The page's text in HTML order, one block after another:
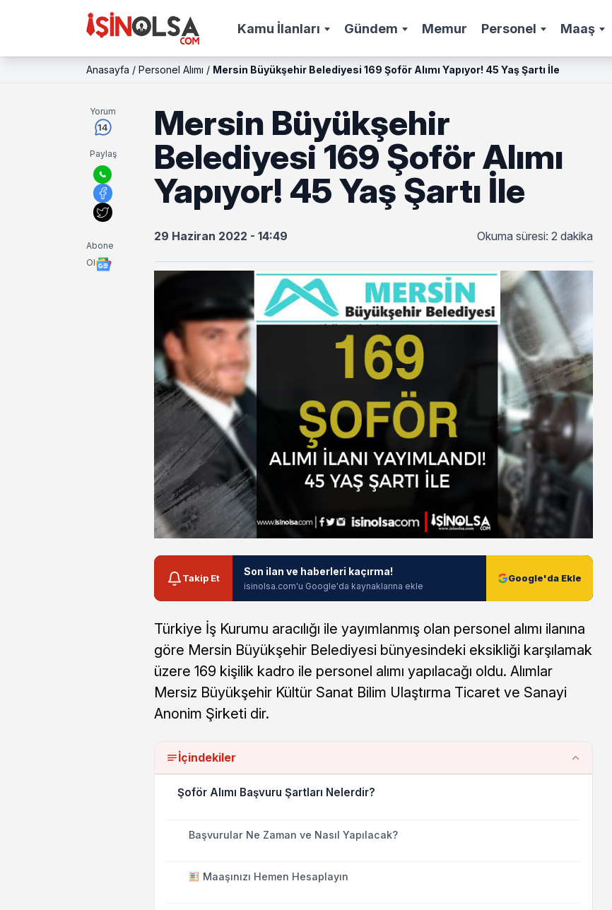
Kamu İlanları Gündem Memur Personel Maaş
Anasayfa / Personel Alımı / Mersin Büyükşehir Belediyesi 169 Şoför Alımı Yapıyor! 45 Yaş Şartı İle
Yorum
14
Paylaş
Abone
Ol
Mersin Büyükşehir
Belediyesi 169 Şoför Alımı
Yapıyor! 45 Yaş Şartı İle
29 Haziran 2022 - 14:49 Okuma süresi: 2 dakika
Takip Et
Son ilan ve haberleri kaçırma!
isinolsa.com'u Google'da kaynaklarına ekle
Google'da Ekle
Türkiye İş Kurumu aracılığı ile yayımlanmış olan personel alımı ilanına
göre Mersin Büyükşehir Belediyesi bünyesindeki eksikliği karşılamak
üzere 169 kişilik kadro ile personel alımı yapılacağı oldu. Alımlar
Mersiz Büyükşehir Kültür Sanat Bilim Ulaştırma Ticaret ve Sanayi
Anonim Şirketi dir.
İçindekiler
Şoför Alımı Başvuru Şartları Nelerdir?
Başvurular Ne Zaman ve Nasıl Yapılacak?
Maaşınızı Hemen Hesaplayın